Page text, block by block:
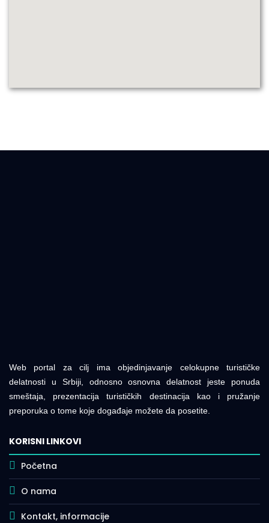
Web portal za cilj ima objedinjavanje celokupne turističke
delatnosti u Srbiji, odnosno osnovna delatnost jeste ponuda
smeštaja, prezentacija turističkih destinacija kao i pružanje
preporuka o tome koje događaje možete da posetite.
KORISNI LINKOVI
Početna
O nama
Kontakt, informacije